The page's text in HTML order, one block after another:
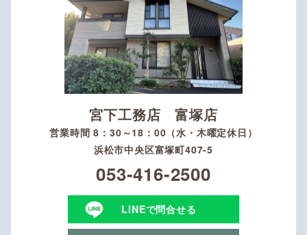
宮下工務店 富塚店
営業時間 8：30～18：00（水・木曜定休日）
浜松市中央区富塚町407-5
053-416-2500
LINEで問合せる